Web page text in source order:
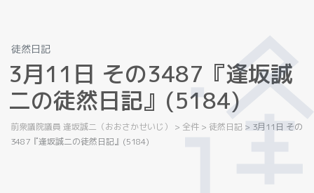
徒然日記
3月11 日 その3487 『逢坂誠
二の徒然日記』 (5184)
前衆議院議員 逢坂誠二（おおさかせいじ） > 全件 > 徒然日記 > 3月11日 その
3487『逢坂誠二の徒然日記』(5184)